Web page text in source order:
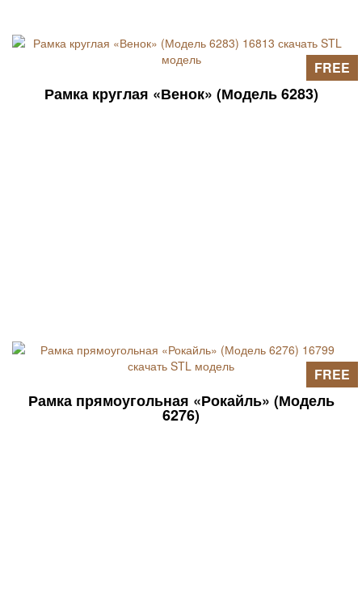
Рамка круглая «Венок» (Модель 6283)
FREE
Рамка прямоугольная «Рокайль» (Модель
6276)
FREE